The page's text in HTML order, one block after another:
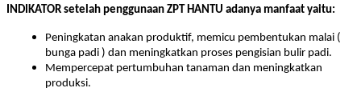
INDIKATOR setelah penggunaan ZPT HANTU adanya manfaat yaitu:
Peningkatan anakan produktif, memicu pembentukan malai (
bunga padi ) dan meningkatkan proses pengisian bulir padi.
Mempercepat pertumbuhan tanaman dan meningkatkan
produksi.